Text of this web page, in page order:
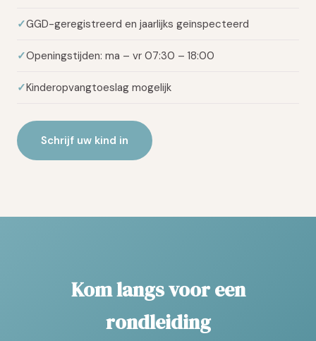
GGD-geregistreerd en jaarlijks geïnspecteerd
Openingstijden: ma – vr 07:30 – 18:00
Kinderopvangtoeslag mogelijk
Schrijf uw kind in
Kom langs voor een
rondleiding